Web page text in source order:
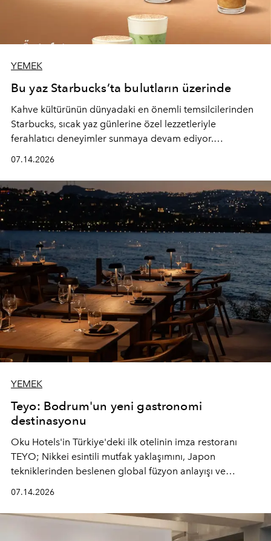
YEMEK
Bu yaz Starbucks’ta bulutların üzerinde
Kahve kültürünün dünyadaki en önemli temsilcilerinden
Starbucks, sıcak yaz günlerine özel lezzetleriyle
ferahlatıcı deneyimler sunmaya devam ediyor.
yepyeni Cloud Frappuccino® Blended Beverage çeşitleri
ve yiyecek alternatifleri yazın keyfine lezzet katıyor.
07.14.2026
YEMEK
Teyo: Bodrum'un yeni gastronomi
destinasyonu
Oku Hotels'in Türkiye'deki ilk otelinin imza restoranı
TEYO; Nikkei esintili mutfak yaklaşımını, Japon
tekniklerinden beslenen global füzyon anlayışı ve
07.14.2026